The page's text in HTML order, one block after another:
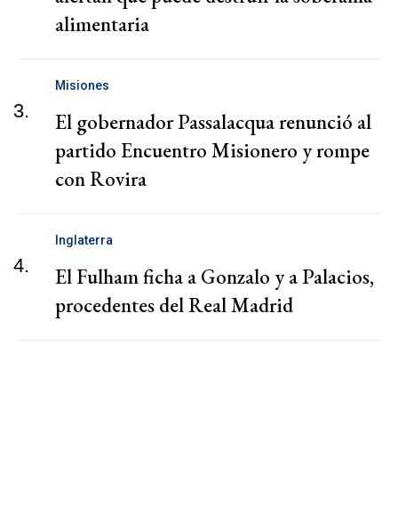
alimentaria
3.
Misiones
El gobernador Passalacqua renunció al
partido Encuentro Misionero y rompe
con Rovira
4.
Inglaterra
El Fulham ficha a Gonzalo y a Palacios,
procedentes del Real Madrid